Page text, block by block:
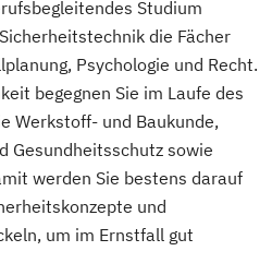
B1/B2
und
U.K./USA
Tourism
Ernährungsberater
für Sportler
Engineering
in der
Studium
die Fächer
Psychologie und Recht.
begegnen Sie im Laufe des
Werkstoff- und Baukunde,
Gesundheitsschutz sowie
werden Sie bestens darauf
und
um im Ernstfall gut